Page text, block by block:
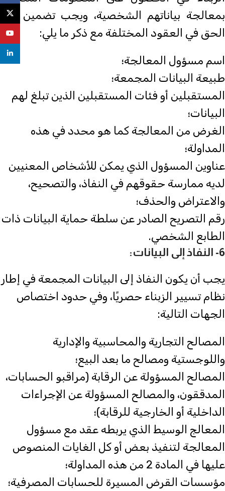
بمعالجة بياناتهم الشخصية، ويجب تضمين هذا
الحق في العقود المختلفة مع ذكر ما يلي:
اسم مسؤول المعالجة؛
طبيعة البيانات المجمعة؛
المستقبلين أو فئات المستقبلين الذين تبلغ لهم
البيانات؛
الغرض من المعالجة كما هو محدد في هذه
المداولة؛
عناوين المسؤول الذي يمكن للأشخاص المعنيين
لديه ممارسة حقوقهم في النفاذ، والتصحيح،
والاعتراض والحذف؛
رقم التصريح الصادر عن سلطة حماية البيانات ذات
الطابع الشخصي.
6- النفاذ إلى البيانات:
يجب أن يكون النفاذ إلى البيانات المجمعة في إطار
نظام تسيير الزبناء حصريًا، وفي حدود اختصاص
الجهات التالية:
المصالح التجارية والمحاسبية والإدارية
واللوجستية ومصالح ما بعد البيع؛
المصالح المسؤولة عن الرقابة (مراقبو الحسابات،
المدققون، والمصالح المسؤولة عن الإجراءات
الداخلية أو الخارجية للرقابة)؛
المعالج الوسيط الذي يربطه عقد مع مسؤول
المعالجة لتنفيذ بعض أو كل الغايات المنصوص
عليها في المادة 2 من هذه المداولة؛
مؤسسات القرض المسيرة للحسابات المصرفية؛